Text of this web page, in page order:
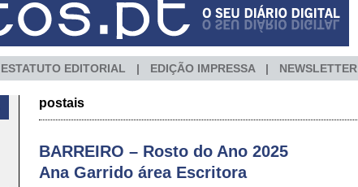
ESTATUTO EDITORIAL EDIÇÃO IMPRESSA NEWSLETTER
postais
BARREIRO – Rosto do Ano 2025
Ana Garrido área Escritora